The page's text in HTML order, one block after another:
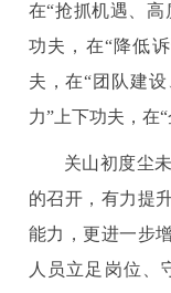
在“抢抓机遇、高
功夫，在“降低
夫，在“团队建
力”上下功夫，在
关山初度尘
的召开，有力提
能力，更进一步
人员立足岗位、